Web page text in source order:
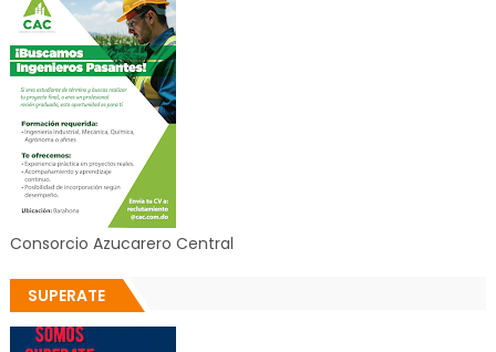
Consorcio Azucarero Central
SUPERATE